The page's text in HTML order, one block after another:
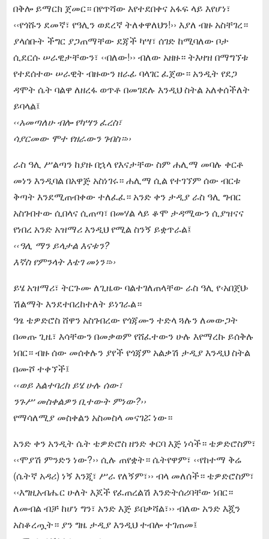
በቅሎ ይማርክ ጀመር። በየጥሻው እየተደበቀና አፋፍ ላይ እየሆነ፣
‹‹የጎሹን ደመኛ፣ የዓሊን ወደረኛ ትለቀዋለህን!›› እያለ ብዙ አስቸገረ።
ያላሰቡት ችግር ያጋጠማቸው ደጃች ካሣ፣ ሰገድ ከሚባለው ቦታ
ሲደርሱ ሠራዊታቸውን፣ ‹‹በለው!›› ብለው አዘዙ። ትእዛዝ በማግኘቱ
የተደሰተው ሠራዊት ብዙውን ዘራፊ ባላገር ፈጀው። አንዲት የደጋ
ዳሞት ሴት ባልዋ ለዘረፋ ወጥቶ በመገደሉ እንዲህ ስትል አለቀሰችለት
ይባላል፤
‹‹አመጣለሁ ብሎ የካሣን ፈረስ፣
ሳያርመው ሞተ የዘራውን ገብስ።››
ራስ ዓሊ ሥልጣን ከያዙ በኋላ የእናታቸው ስም ሐሊማ መባሉ ቀርቶ
መነን እንዲባል በአዋጅ አስነገሩ። ሐሊማ ሲል የተገኘም ሰው ብርቱ
ቅጣት እንደሚጠብቀው ተለፈፈ። አንድ ቀን ታዲያ ራስ ዓሊ ግብር
አስገብተው ሲበላና ሲጠጣ፣ በመሃል ላይ ቆሞ ታዳሚውን ሲያዝናና
የነበረ አንድ አዝማሪ እንዲህ የሚል ስንኝ ይቋጥራል፤
‹‹ዓሊ ማን ይላታል እናቱን?
እኛስ የምንላት እቴገ መነን።››
ይሄ አዝማሪ፣ ትርጉሙ ለጊዜው ባልተገለጠላቸው ራስ ዓሊ የ‹አበጀህ›
ሽልማት እንደተበረከተለት ይነገራል።
ዓፄ ቴዎድሮስ ሸዋን አስገብረው የጎጃሙን ተድላ ጓሉን ለመውጋት
በመጡ ጊዜ፣ እሳቸውን በመቃወም የሸፈተውን ሁሉ እየማረኩ ይሰቅሉ
ነበር። ብዙ ሰው መሰቀሉን ያየች የጎጃም አልቃሽ ታዲያ እንዲህ ስትል
በሙሾ ተቀኘች፤
‹‹ወይ አልተባረከ ይሄ ሁሉ ሰው፣
ንጉሥ መስቀልዎን ቢተውት ምነው?››
የማሳለሚያ መስቀልን አስመስላ መናገሯ ነው።
አንድ ቀን አንዲት ሴት ቴዎድሮስ ዘንድ ቀርባ እጅ ነሳች። ቴዎድሮስም፣
‹‹ሞያሽ ምንድን ነው?›› ሲሉ ጠየቋት። ሴትየዋም፣ ‹‹የከተማ ቅሬ
(ሴትኛ አዳሪ) ነኝ እንጂ፣ ሥራ የለኝም፣›› ብላ መለሰች። ቴዎድሮስም፣
‹‹እግዚአብሔር ሁለት እጆች የፈጠረልሽ እንድትሰሪባቸው ነበር።
ለመብል ብቻ ከሆነ ግን፣ አንድ እጅ ይበቃሻል፣›› ብለው አንድ እጇን
አስቆረጧት። ያን ግዜ ታዲያ እንዲህ ተብሎ ተገጠመ፤